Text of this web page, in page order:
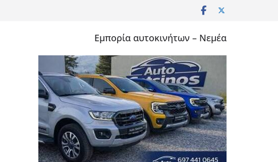
Εμπορία αυτοκινήτων – Νεμέα